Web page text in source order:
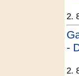
2.
-
2.